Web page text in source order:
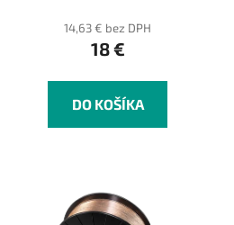
14,63 € bez DPH
18 €
DO KOŠÍKA